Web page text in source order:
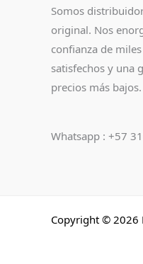
Somos
original. Nos
confianza de
satisfechos y una
precios más bajos.
Whatsapp : +57
Copyright © 2026